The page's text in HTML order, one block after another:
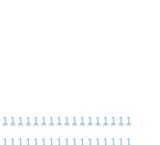
1 1 1 1 1 1 1 1 1 1 1 1 1 1 1 1 1
1 1 1 1 1 1 1 1 1 1 1 1 1 1 1 1 1